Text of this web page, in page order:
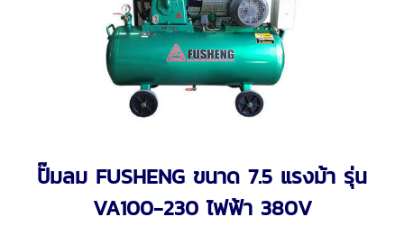
ปั๊มลม FUSHENG ขนาด 7.5 แรงม้า รุ่น
VA100-230 ไฟฟ้า 380V